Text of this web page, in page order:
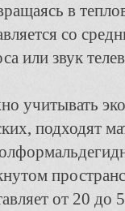
в
со
или звук
учитывать
подходят
от 20